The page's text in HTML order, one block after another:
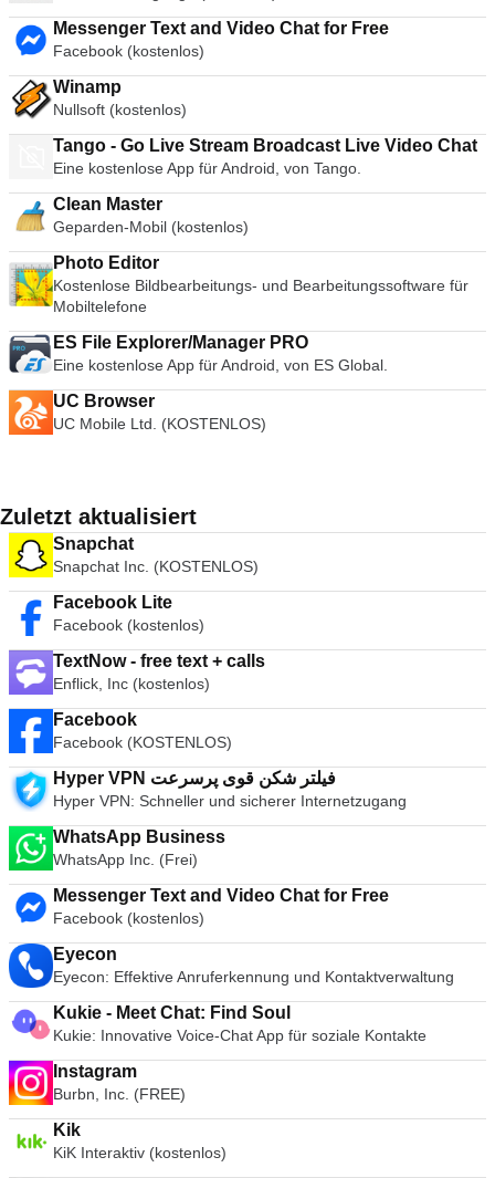
Messenger Text and Video Chat for Free
Facebook (kostenlos)
Winamp
Nullsoft (kostenlos)
Tango - Go Live Stream Broadcast Live Video Chat
Eine kostenlose App für Android, von Tango.
Clean Master
Geparden-Mobil (kostenlos)
Photo Editor
Kostenlose Bildbearbeitungs- und Bearbeitungssoftware für
Mobiltelefone
ES File Explorer/Manager PRO
Eine kostenlose App für Android, von ES Global.
UC Browser
UC Mobile Ltd. (KOSTENLOS)
Zuletzt aktualisiert
Snapchat
Snapchat Inc. (KOSTENLOS)
Facebook Lite
Facebook (kostenlos)
TextNow - free text + calls
Enflick, Inc (kostenlos)
Facebook
Facebook (KOSTENLOS)
Hyper VPN فیلتر شکن قوی پرسرعت
Hyper VPN: Schneller und sicherer Internetzugang
WhatsApp Business
WhatsApp Inc. (Frei)
Messenger Text and Video Chat for Free
Facebook (kostenlos)
Eyecon
Eyecon: Effektive Anruferkennung und Kontaktverwaltung
Kukie - Meet Chat: Find Soul
Kukie: Innovative Voice-Chat App für soziale Kontakte
Instagram
Burbn, Inc. (FREE)
Kik
KiK Interaktiv (kostenlos)